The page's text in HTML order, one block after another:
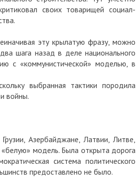
своих товарищей социал-
эту крылатую фразу, можно
шага назад в деле национального
с «коммунистической» моделью, в
выбранная тактики породила
войны.
Азербайджане, Латвии, Литве,
модель. Была открыта дорога
система политического
предоставлено не было.